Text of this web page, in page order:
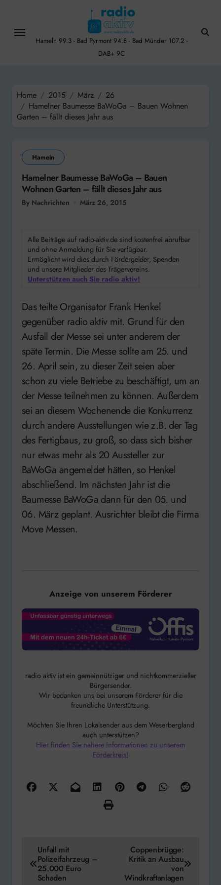
content
Hameln 99.3 - Bad Pyrmont 94.8 - Bad Münder 107.2 -
DAB+ 9C
Home 2015 März
26
Hamelner Baumesse BaWoGa – Bauen Wohnen
Garten – fällt dieses Jahr aus
Hameln
Hamelner Baumesse BaWoGa – Bauen
Wohnen Garten – fällt dieses Jahr aus
By Nachrichten März 26, 2015
Alle Beiträge auf radio-aktiv.de sind kostenfrei abrufbar
und ohne Anmeldung für Sie verfügbar.
Ermöglicht wird dies durch Fördergelder, Spenden
und unsere Mitglieder des Trägervereins.
Unterstützen auch Sie radio aktiv!
Das teilte Organisator Frank Henkel
gegenüber radio aktiv mit. Grund für den
Ausfall der Messe sei unter anderem der
späte Termin. Die Messe sollte am 25. und
26. April sein, zu dieser Zeit seien aber
schon zu viele Betriebe zu beschäftigt, um an
der Messe teilnehmen zu können. Außerdem
sei an diesem Wochenende die Konkurrenz
durch andere Ausstellungen wie z.B. der Tag
des Fertigbaus, zu groß, so dass sich bisher
nur etwas mehr als 20 Aussteller zur
BaWoGa angemeldet hätten, so Henkel
abschließend. Im nächsten Jahr ist die
Baumesse BaWoGa dann für den 05. und
06. März geplant. Ausrichter bleibt die Firma
Move Messen.
Anzeige von unserem Förderer
radio aktiv ist ein gemeinnütziger und nichtkommerzieller
Bürgersender.
Wir bedanken uns bei unserem Förderer für die
freundliche Unterstützung.
Möchten Sie Ihren Lokalsender aus dem Weserbergland
auch unterstützen?
Hier finden Sie nähere Informationen zu unserem
Förderkreis!
Beitragsnavigation
Unfall mit
Polizeifahrzeug –
25.000 Euro
Schaden
Coppenbrügge:
Kritik an Ausbau
von
Windkraftanlagen